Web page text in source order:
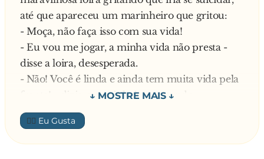
até que apareceu um marinheiro que gritou:
- Moça, não faça isso com sua vida!
- Eu vou me jogar, a minha vida não presta -
disse a loira, desesperada.
- Não! Você é linda e ainda tem muita vida pela
frente! - dizia o marinheiro, tentando
convencê-la - Olha, o meu navio está de partida
para a Europa. Por que você não vem comigo, e
depois pensa no que faz?
👍🏼